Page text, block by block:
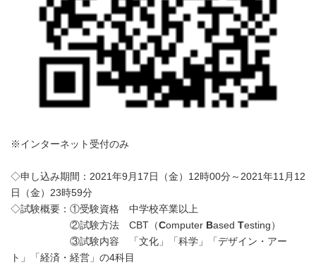
※インターネット受付のみ
◇申し込み期間：2021年9月17日（金）12時00分～2021年11月12
日（金）23時59分
◇試験概要：①受験資格 中学校卒業以上
②試験方法 CBT（Computer Based Testing）
③試験内容 「文化」「科学」「デザイン・アー
ト」「経済・経営」の4科目